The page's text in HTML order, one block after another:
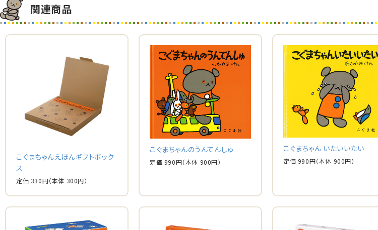
関連商品
こぐまちゃんえほんギフトボック
ス
定価 330円（本体 300円）
こぐまちゃんのうんてんしゅ
定価 990円（本体 900円）
こぐまちゃん いたいいたい
定価 990円（本体 900円）